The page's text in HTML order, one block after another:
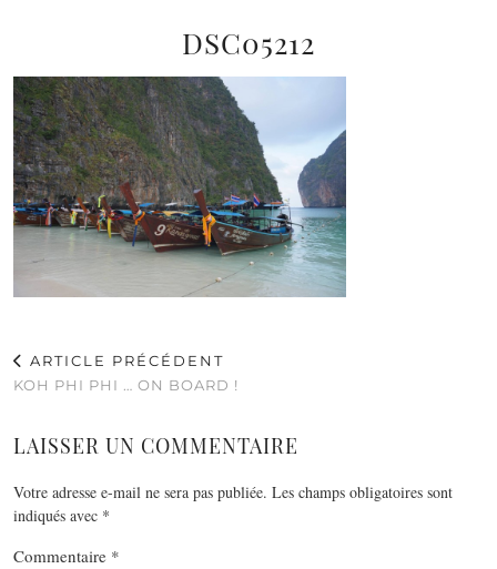
DSC05212
ARTICLE PRÉCÉDENT
KOH PHI PHI … ON BOARD !
LAISSER UN COMMENTAIRE
Votre adresse e-mail ne sera pas publiée. Les champs obligatoires sont
indiqués avec *
Commentaire *